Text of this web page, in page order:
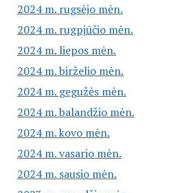
2024 m. rugsėjo mėn.
2024 m. rugpjūčio mėn.
2024 m. liepos mėn.
2024 m. birželio mėn.
2024 m. gegužės mėn.
2024 m. balandžio mėn.
2024 m. kovo mėn.
2024 m. vasario mėn.
2024 m. sausio mėn.